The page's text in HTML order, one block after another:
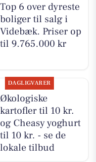
Top 6 over dyreste
boliger til salg i
Videbæk. Priser op
til 9.765.000 kr
DAGLIGVARER
Økologiske
kartofler til 10 kr.
og Cheasy yoghurt
til 10 kr. - se de
lokale tilbud